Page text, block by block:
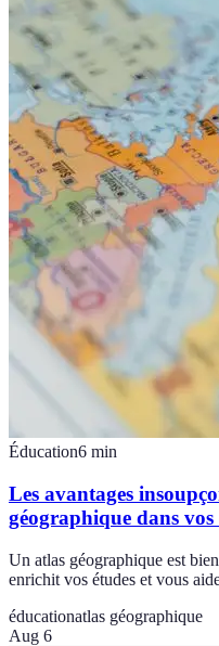
Éducation6 min
Les avantages
géographique dans vos
Un atlas géographique est
enrichit vos études et vous
éducationatlas géographique
Aug 6